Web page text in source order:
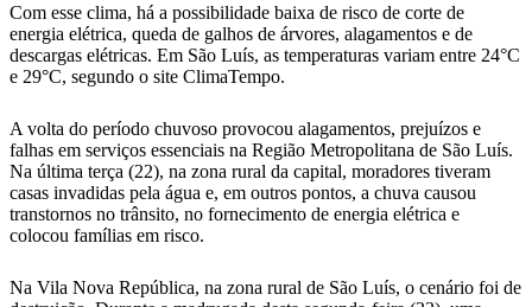
Com esse clima, há a possibilidade baixa de risco de corte de
energia elétrica, queda de galhos de árvores, alagamentos e de
descargas elétricas. Em São Luís, as temperaturas variam entre 24°C
e 29°C, segundo o site ClimaTempo.
A volta do período chuvoso provocou alagamentos, prejuízos e
falhas em serviços essenciais na Região Metropolitana de São Luís.
Na última terça (22), na zona rural da capital, moradores tiveram
casas invadidas pela água e, em outros pontos, a chuva causou
transtornos no trânsito, no fornecimento de energia elétrica e
colocou famílias em risco.
Na Vila Nova República, na zona rural de São Luís, o cenário foi de